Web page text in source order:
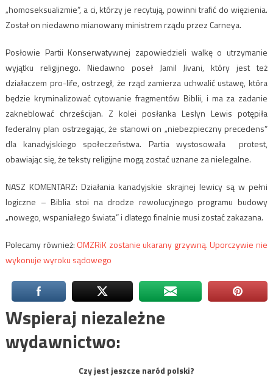
„homoseksualizmie”, a ci, którzy je recytują, powinni trafić do więzienia.
Został on niedawno mianowany ministrem rządu przez Carneya.
Posłowie Partii Konserwatywnej zapowiedzieli walkę o utrzymanie
wyjątku religijnego. Niedawno poseł Jamil Jivani, który jest też
działaczem pro-life, ostrzegł, że rząd zamierza uchwalić ustawę, która
będzie kryminalizować cytowanie fragmentów Biblii, i ma za zadanie
zakneblować chrześcijan. Z kolei posłanka Leslyn Lewis potępiła
federalny plan ostrzegając, że stanowi on „niebezpieczny precedens”
dla kanadyjskiego społeczeństwa. Partia wystosowała protest,
obawiając się, że teksty religijne mogą zostać uznane za nielegalne.
NASZ KOMENTARZ: Działania kanadyjskie skrajnej lewicy są w pełni
logiczne – Biblia stoi na drodze rewolucyjnego programu budowy
„nowego, wspaniałego świata” i dlatego finalnie musi zostać zakazana.
Polecamy również: OMZRiK zostanie ukarany grzywną. Uporczywie nie
wykonuje wyroku sądowego
Wspieraj niezależne
wydawnictwo:
Czy jest jeszcze naród polski?